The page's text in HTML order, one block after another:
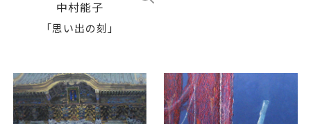
中村能子
「思い出の刻」